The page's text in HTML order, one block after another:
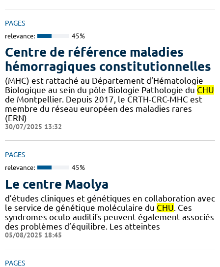
PAGES
relevance: 45%
Centre de référence maladies
hémorragiques constitutionnelles
(MHC) est rattaché au Département d’Hématologie
Biologique au sein du pôle Biologie Pathologie du CHU
de Montpellier. Depuis 2017, le CRTH-CRC-MHC est
membre du réseau européen des maladies rares
(ERN)
30/07/2025 13:32
PAGES
relevance: 45%
Le centre Maolya
d’études cliniques et génétiques en collaboration avec
le service de génétique moléculaire du CHU . Ces
syndromes oculo-auditifs peuvent également associés
des problèmes d’équilibre. Les atteintes
05/08/2025 18:45
PAGES